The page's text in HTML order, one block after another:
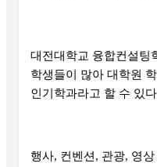
대전대학교 융합컨설팅
학생들이 많아 대학원
인기학과라고 할 수 있다
행사, 컨벤션, 관광, 영